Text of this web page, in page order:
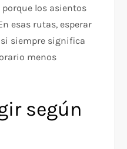
los asientos
esas rutas, esperar
siempre significa
menos
según